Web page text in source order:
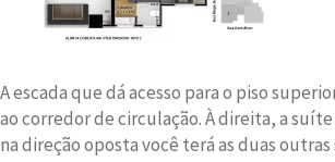
A escada que dá acesso para o piso
ao corredor de circulação. À direita, a
na direção oposta você terá as duas